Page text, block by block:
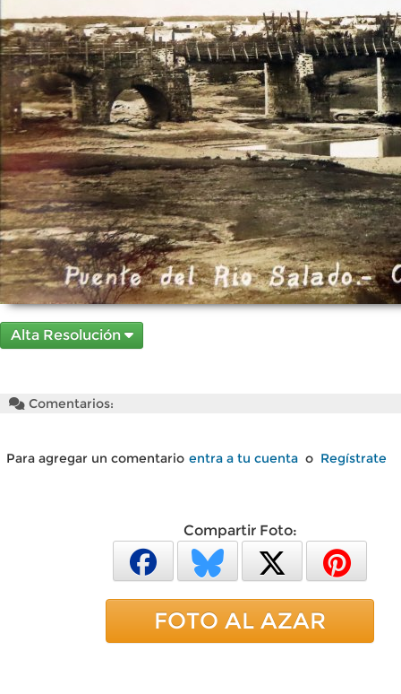
Alta Resolución
Comentarios:
Para agregar un comentario entra a tu cuenta o Regístrate
Compartir Foto:
FOTO AL AZAR